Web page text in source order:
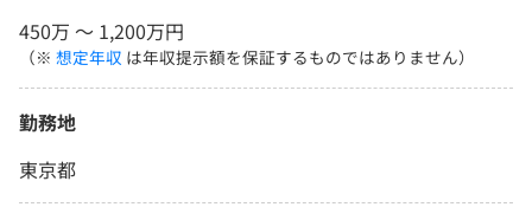
450万 〜 1,200万円
（※ 想定年収 は年収提示額を保証するものではありません）
勤務地
東京都